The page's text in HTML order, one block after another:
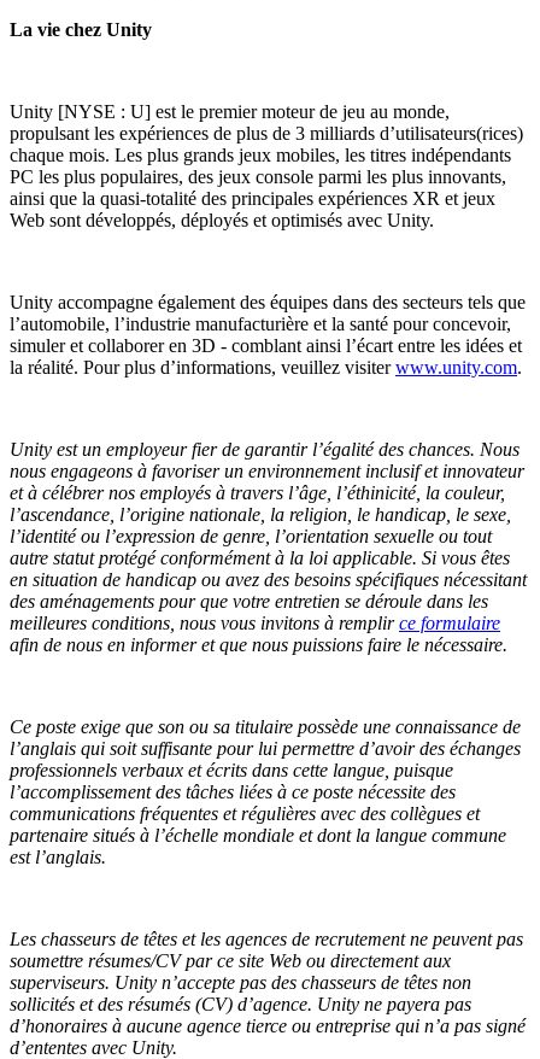
La vie chez Unity
Unity [NYSE : U] est le premier moteur de jeu au monde,
propulsant les expériences de plus de 3 milliards d’utilisateurs(rices)
chaque mois. Les plus grands jeux mobiles, les titres indépendants
PC les plus populaires, des jeux console parmi les plus innovants,
ainsi que la quasi-totalité des principales expériences XR et jeux
Web sont développés, déployés et optimisés avec Unity.
Unity accompagne également des équipes dans des secteurs tels que
l’automobile, l’industrie manufacturière et la santé pour concevoir,
simuler et collaborer en 3D - comblant ainsi l’écart entre les idées et
la réalité. Pour plus d’informations, veuillez visiterwww.unity.com.
Unity est un employeur fier de garantir l’égalité des chances. Nous
nous engageons à favoriser un environnement inclusif et innovateur
et à célébrer nos employés à travers l’âge, l’éthinicité, la couleur,
l’ascendance, l’origine nationale, la religion, le handicap, le sexe,
l’identité ou l’expression de genre, l’orientation sexuelle ou tout
autre statut protégé conformément à la loi applicable. Si vous êtes
en situation de handicap ou avez des besoins spécifiques nécessitant
des aménagements pour que votre entretien se déroule dans les
meilleures conditions, nous vous invitons à remplirce formulaire
afin de nous en informer et que nous puissions faire le nécessaire.
Ce poste exige que son ou sa titulaire possède une connaissance de
l’anglais qui soit suffisante pour lui permettre d’avoir des échanges
professionnels verbaux et écrits dans cette langue, puisque
l’accomplissement des tâches liées à ce poste nécessite des
communications fréquentes et régulières avec des collègues et
partenaire situés à l’échelle mondiale et dont la langue commune
est l’anglais.
Les chasseurs de têtes et les agences de recrutement ne peuvent pas
soumettre résumes/CV par ce site Web ou directement aux
superviseurs. Unity n’accepte pas des chasseurs de têtes non
sollicités et des résumés (CV) d’agence. Unity ne payera pas
d’honoraires à aucune agence tierce ou entreprise qui n’a pas signé
d’ententes avec Unity.